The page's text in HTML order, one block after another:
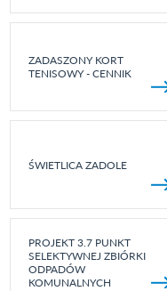
ZADASZONY KORT
TENISOWY - CENNIK
ŚWIETLICA ZADOLE
PROJEKT 3.7 PUNKT
SELEKTYWNEJ ZBIÓRKI
ODPADÓW
KOMUNALNYCH